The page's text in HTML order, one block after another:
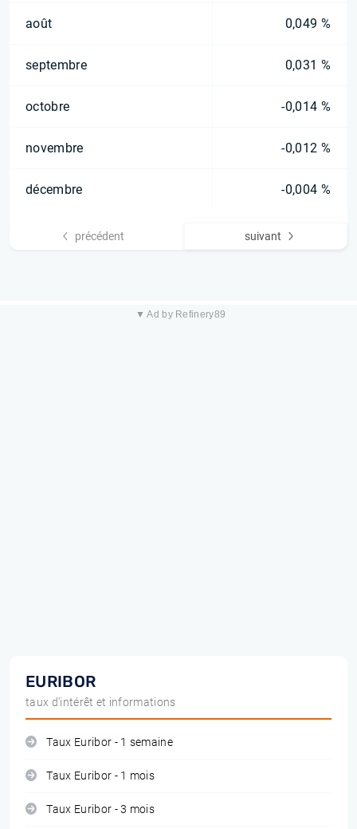
août 0,049 %
septembre 0,031 %
octobre -0,014 %
novembre -0,012 %
décembre -0,004 %
précédent suivant
▼ Ad by Refinery89
EURIBOR
taux d'intérêt et informations
Taux Euribor - 1 semaine
Taux Euribor - 1 mois
Taux Euribor - 3 mois